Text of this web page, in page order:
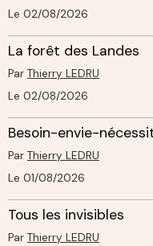
Le 02/08/2026
La forêt des Landes
Par Thierry LEDRU
Le 02/08/2026
Besoin-envie-
Par Thierry LEDRU
Le 01/08/2026
Tous les invisibles
Par Thierry LEDRU